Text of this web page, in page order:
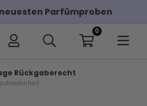
Parfümproben
0
Rückgaberecht